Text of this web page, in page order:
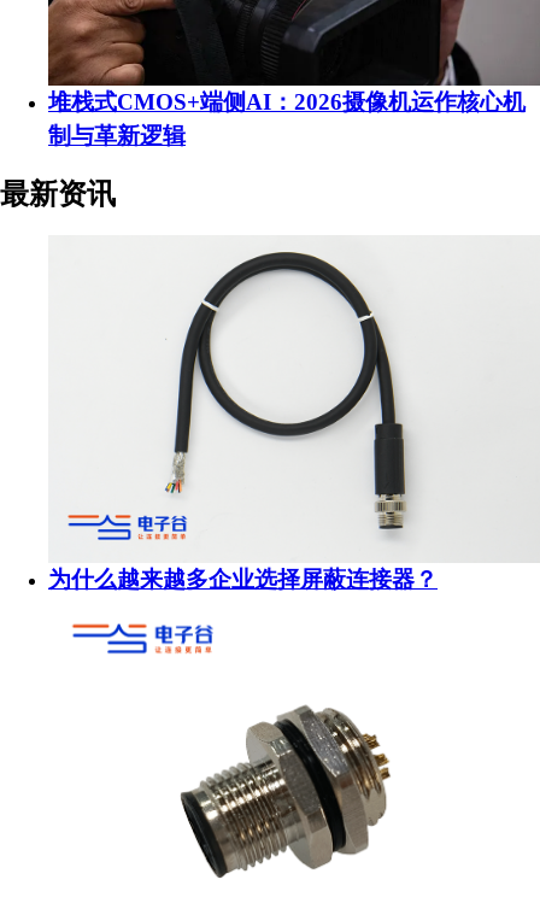
堆栈式CMOS+端侧AI：2026摄像机运作核心机
制与革新逻辑
最新资讯
为什么越来越多企业选择屏蔽连接器？